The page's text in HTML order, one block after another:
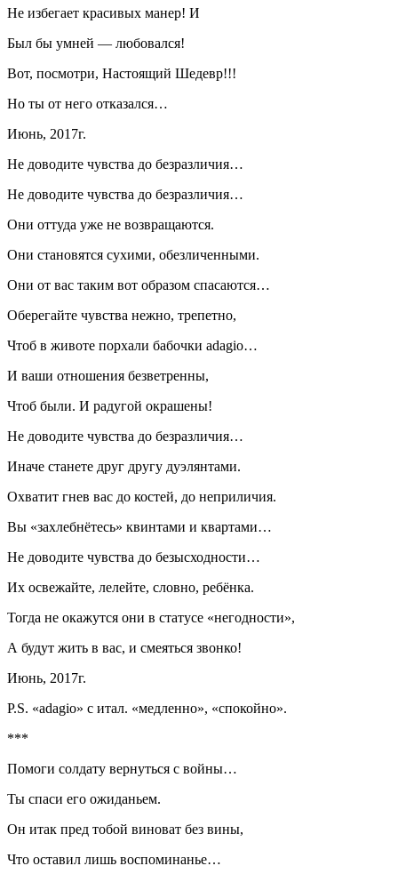
Не избегает красивых манер! И
Был бы умней — любовался!
Вот, посмотри, Настоящий Шедевр!!!
Но ты от него отказался…
Июнь, 2017г.
Не доводите чувства до безразличия…
Не доводите чувства до безразличия…
Они оттуда уже не возвращаются.
Они становятся сухими, обезличенными.
Они от вас таким вот образом спасаются…
Оберегайте чувства нежно, трепетно,
Чтоб в животе порхали бабочки adagio…
И ваши отношения безветренны,
Чтоб были. И радугой окрашены!
Не доводите чувства до безразличия…
Иначе станете друг другу дуэлянтами.
Охватит гнев вас до костей, до неприличия.
Вы «захлебнётесь» квинтами и квартами…
Не доводите чувства до безысходности…
Их освежайте, лелейте, словно, ребёнка.
Тогда не окажутся они в статусе «негодности»,
А будут жить в вас, и смеяться звонко!
Июнь, 2017г.
P.S. «adagio» с итал. «медленно», «спокойно».
***
Помоги солдату вернуться с войны…
Ты спаси его ожиданьем.
Он итак пред тобой виноват без вины,
Что оставил лишь воспоминанье…